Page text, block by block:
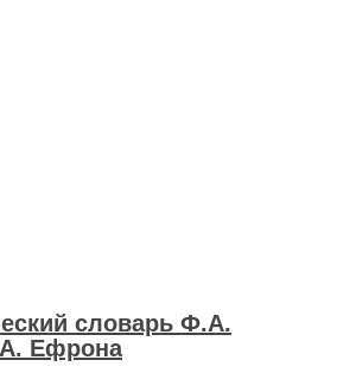
словарь Ф.А.
Ефрона